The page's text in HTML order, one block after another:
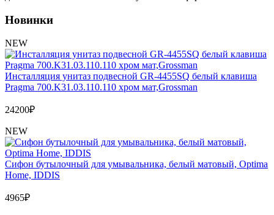
Контакты
Новинки
NEW
Инсталляция унитаз подвесной GR-4455SQ белый клавиша
Pragma 700.K31.03.110.110 хром мат,Grossman
24200₽
NEW
Сифон бутылочный для умывальника, белый матовый, Optima
Home, IDDIS
4965₽